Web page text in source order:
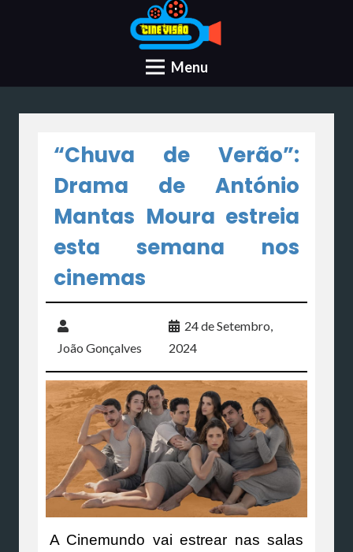
Menu
“Chuva de Verão”:
Drama de António
Mantas Moura estreia
esta semana nos
cinemas
João Gonçalves
24 de Setembro,
2024
A Cinemundo vai estrear nas salas